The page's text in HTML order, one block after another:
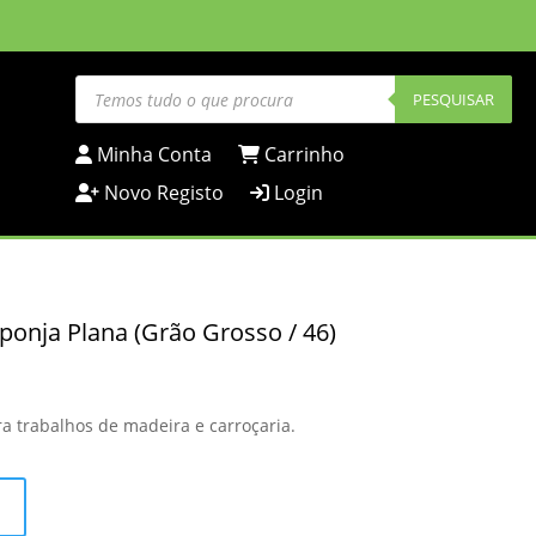
Products
search PESQUISAR
Minha Conta
Carrinho
Novo Registo
Login
Plana (Grão Grosso / 46)
trabalhos de madeira e carroçaria.